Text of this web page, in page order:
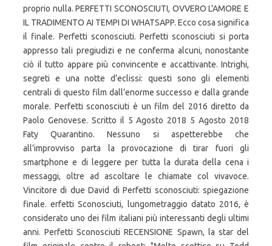
proprio nulla. PERFETTI SCONOSCIUTI, OVVERO L'AMORE E
IL TRADIMENTO AI TEMPI DI WHATSAPP. Ecco cosa significa
il finale. Perfetti sconosciuti. Perfetti sconosciuti si porta
appresso tali pregiudizi e ne conferma alcuni, nonostante
ciò il tutto appare più convincente e accattivante. Intrighi,
segreti e una notte d’eclissi: questi sono gli elementi
centrali di questo film dall’enorme successo e dalla grande
morale. Perfetti sconosciuti è un film del 2016 diretto da
Paolo Genovese. Scritto il 5 Agosto 2018 5 Agosto 2018
Faty Quarantino. Nessuno si aspetterebbe che
all’improvviso parta la provocazione di tirar fuori gli
smartphone e di leggere per tutta la durata della cena i
messaggi, oltre ad ascoltare le chiamate col vivavoce.
Vincitore di due David di Perfetti sconosciuti: spiegazione
finale. erfetti Sconosciuti, lungometraggio datato 2016, è
considerato uno dei film italiani più interessanti degli ultimi
anni. Perfetti Sconosciuti RECENSIONE Spawn, la star del